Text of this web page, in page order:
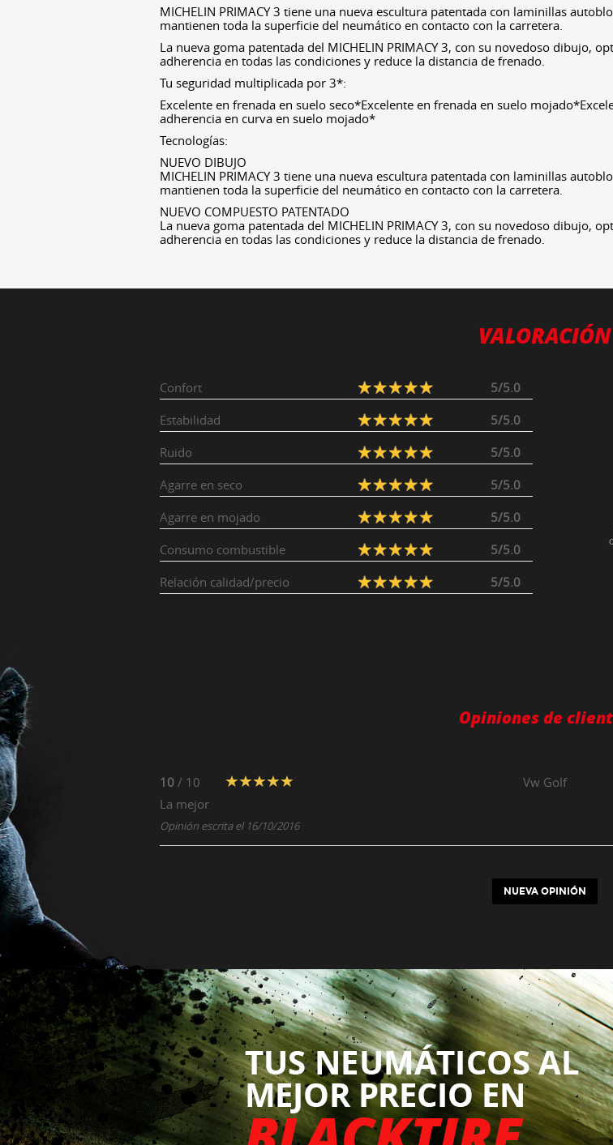
MICHELIN PRIMACY 3 tiene una nueva escultura patentada con laminillas
mantienen toda la superficie del neumático en contacto con la carretera.
La nueva goma patentada del MICHELIN PRIMACY 3, con su novedoso dibujo,
adherencia en todas las condiciones y reduce la distancia de frenado.
Tu seguridad multiplicada por 3*:
Excelente en frenada en suelo seco*Excelente en frenada en suelo
adherencia en curva en suelo mojado*
Tecnologías:
NUEVO DIBUJO
MICHELIN PRIMACY 3 tiene una nueva escultura patentada con laminillas
mantienen toda la superficie del neumático en contacto con la carretera.
NUEVO COMPUESTO PATENTADO
La nueva goma patentada del MICHELIN PRIMACY 3, con su novedoso dibujo,
adherencia en todas las condiciones y reduce la distancia de frenado.
VALORACIÓN
Confort
5/5.0
Estabilidad
5/5.0
Ruido
5/5.0
Agarre en seco
5/5.0
Agarre en mojado
5/5.0
Consumo combustible
5/5.0
Relación calidad/precio
5/5.0
Opiniones de
10 / 10 VwGolf
La mejor
Opinión escrita el 16/10/2016
NUEVA OPINIÓN